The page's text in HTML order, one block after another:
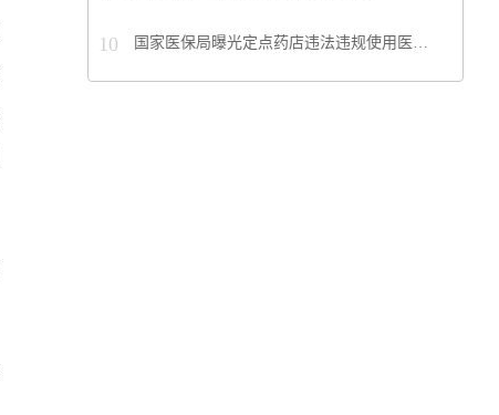
10 国家医保局曝光定点药店违法违规使用医…